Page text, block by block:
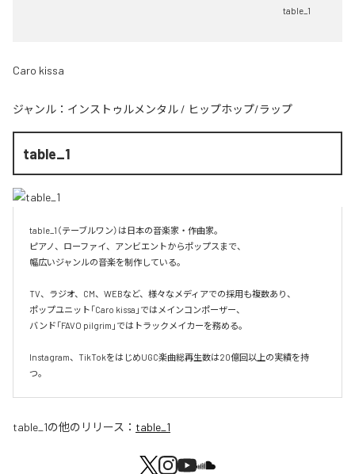
table_1
Caro kissa
ジャンル： インストゥルメンタル / ヒップホップ/ラップ
table_1
table_1（テーブルワン）は日本の音楽家・作曲家。
ピアノ、ローファイ、アンビエントからポップスまで、
幅広いジャンルの音楽を制作している。
TV、ラジオ、CM、WEBなど、様々なメディアでの採用も複数あり、
ポップユニット「Caro kissa」ではメインコンポーザー、
バンド「FAVO pilgrim」ではトラックメイカーを務める。
Instagram、TikTokをはじめUGC楽曲総再生数は20億回以上の実績を持
つ。
table_1の他のリリース： table_1